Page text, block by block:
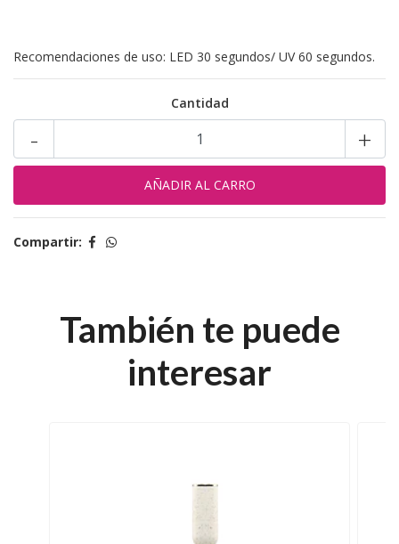
Recomendaciones de uso: LED 30 segundos/ UV 60 segundos.
Cantidad
+
-
Compartir:
También te puede
interesar